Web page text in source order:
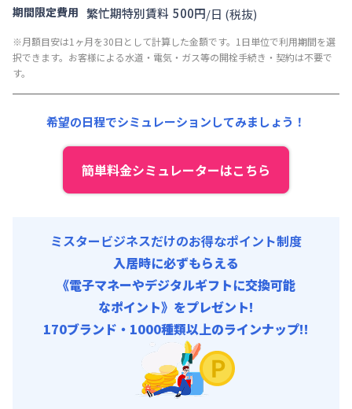
その他費用 :
初期費用
事務手数料 : 3,000円/回 (税抜)
月額賃料目安(30日利用)
光熱費他 : 24,000円/月 (800円/日) (税抜)
清掃料他 :
その他費用 :
初期費用
事務手数料 : 3,000円/回 (税抜)
期間限定費用 繁忙期特別賃料 500円/日 (税抜)
※月額目安は1ヶ月を30日として計算した金額です。1日単位で利用期間を選
択できます。お客様による水道・電気・ガス等の開栓手続き・契約は不要で
す。
希望の日程でシミュレーションしてみましょう！
簡単料金シミュレーターはこちら
ミスタービジネスだけのお得なポイント制度
入居時に必ずもらえる
《電子マネーやデジタルギフトに交換可能
なポイント》をプレゼント!
170ブランド・1000種類以上のラインナップ!!